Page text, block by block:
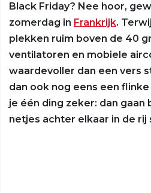
Black Friday? Nee hoor,
zomerdag in Frankrijk.
plekken ruim boven de 40
ventilatoren en mobiele
waardevoller dan een vers
dan ook nog eens een
je één ding zeker: dan gaan
netjes achter elkaar in de rij